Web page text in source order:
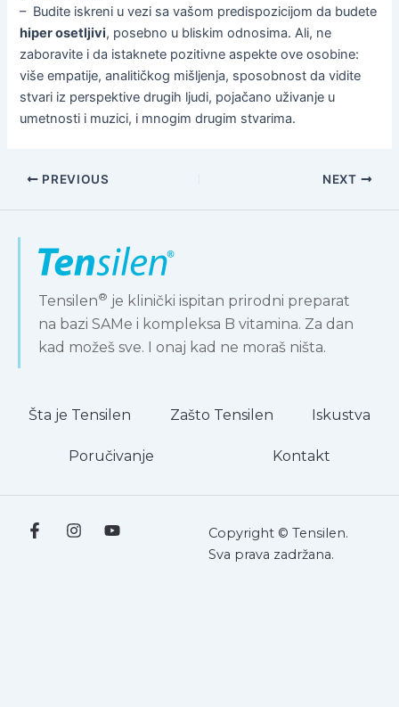
– Budite iskreni u vezi sa vašom predispozicijom da budete
hiper osetljivi, posebno u bliskim odnosima. Ali, ne
zaboravite i da istaknete pozitivne aspekte ove osobine:
više empatije, analitičkog mišljenja, sposobnost da vidite
stvari iz perspektive drugih ljudi, pojačano uživanje u
umetnosti i muzici, i mnogim drugim stvarima.
PREVIOUS NEXT
Tensilen® je klinički ispitan prirodni preparat
na bazi SAMe i kompleksa B vitamina. Za dan
kad možeš sve. I onaj kad ne moraš ništa.
Šta je Tensilen Zašto Tensilen Iskustva
Poručivanje Kontakt
Copyright © Tensilen.
Sva prava zadržana.